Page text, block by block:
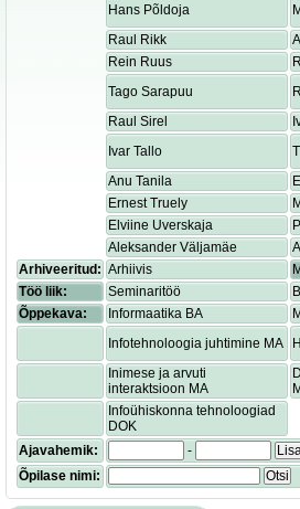
Hans Põldoja
Raul Rikk
Rein Ruus
Tago Sarapuu
Raul Sirel
Ivar Tallo
Anu Tanila
Ernest Truely
Elviine Uverskaja
Aleksander Väljamäe
Arhiveeritud: Arhiivis
Töö liik:
Seminaritöö
Õppekava:
Informaatika BA
Infotehnoloogia juhtimine MA
Inimese ja arvuti
interaktsioon MA
Infoühiskonna tehnoloogiad
DOK
Ajavahemik:
-
Õpilase nimi:
Otsi